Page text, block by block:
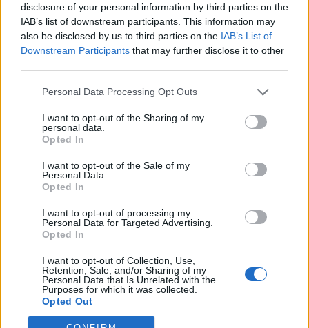
disclosure of your personal information by third parties on the
IAB’s list of downstream participants. This information may
also be disclosed by us to third parties on the IAB’s List of
Downstream Participants that may further disclose it to other
Personal Data Processing Opt Outs
I want to opt-out of the Sharing of my
personal data.
Opted In
I want to opt-out of the Sale of my
Personal Data.
Opted In
I want to opt-out of processing my
Personal Data for Targeted Advertising.
Opted In
I want to opt-out of Collection, Use,
Retention, Sale, and/or Sharing of my
Personal Data that Is Unrelated with the
Purposes for which it was collected.
Opted Out
HELLENiQ ENERGY: Κέρδη 393 εκατ. ευρώ στο α' εξάμηνο – Στα 734
εκατ. ευρώ τα EBITDA
ο τζίρος στο α' εξάμηνο, στα 4,3
δισ. ευρώ – Στα 446 εκατ. ευρώ
τα EBITDA
δισ. ευρώ ως το 2028 για την
Ενέργεια
Η συμφωνία Arval-Athlon αναδιαμορφώνει την αγορά leasing
αναδιάρθρωσης
ΟΤΕ στη διεθνή σειρά δεικτών
FTSE4Good
Alpha Bank: Για πρώτη φορά το Αρχαίο Θέατρο Επιδαύρου άνοιξε τις